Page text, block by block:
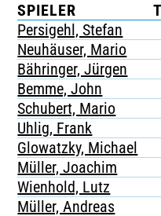
SPIELER
Persigehl, Stefan
Neuhäuser, Mario
Bähringer, Jürgen
Bemme, John
Schubert, Mario
Uhlig, Frank
Glowatzky, Michael
Müller, Joachim
Wienhold, Lutz
Müller, Andreas